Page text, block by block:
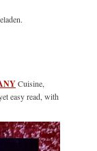
Cuisine,
easy read, with